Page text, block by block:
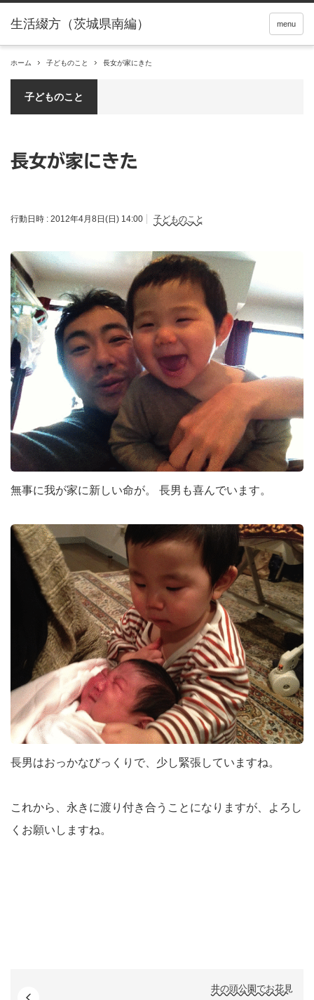
menu
ホーム 子どものこと 長女が家にきた
子どものこと
長女が家にきた
行動日時 : 2012年4月8日(日) 14:00 子どものこと
無事に我が家に新しい命が。 長男も喜んでいます。
長男はおっかなびっくりで、少し緊張していますね。
これから、永きに渡り付き合うことになりますが、よろし
くお願いしますね。
井の頭公園でお花見